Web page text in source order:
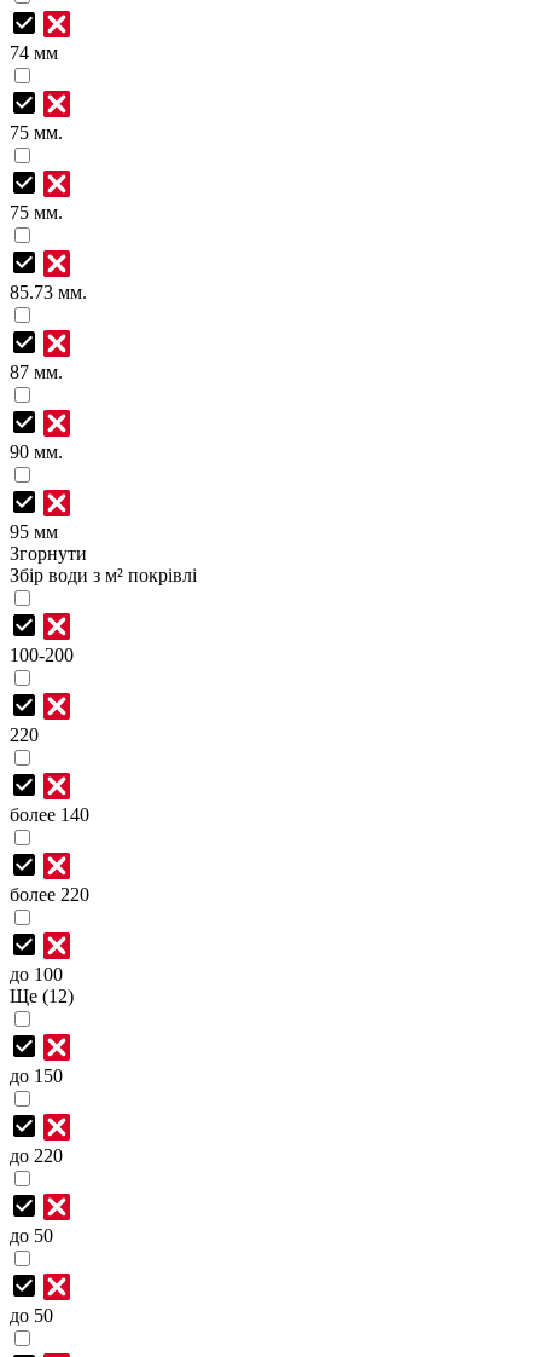
74 мм
75 мм.
75 мм.
85.73 мм.
87 мм.
90 мм.
95 мм
Згорнути
Збір води з м² покрівлі
100-200
220
более 140
более 220
до 100
Ще (12)
до 150
до 220
до 50
до 50